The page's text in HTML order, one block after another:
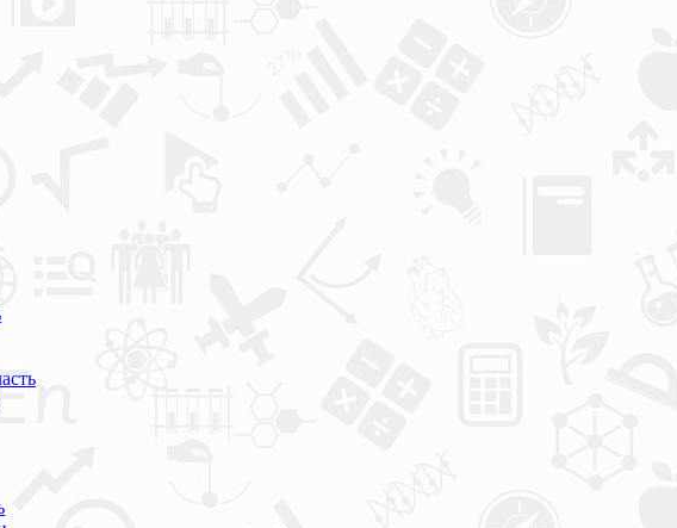
СтатГрад, КДР, ВОШ, олимпиады и конкурсы